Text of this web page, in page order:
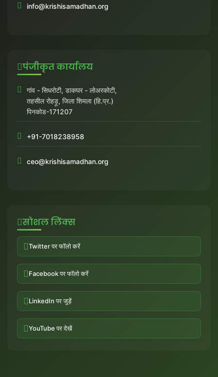
info@krishisamadhan.org
पंजीकृत कार्यालय
गांव - सिधरोटी, डाकघर - लोअरकोटी,
तहसील रोहड़ू, जिला शिमला (हि.प्र.)
पिनकोड-171207
+91-7018238958
ceo@krishisamadhan.org
सोशल लिंक्स
Twitter पर फॉलो करें
Facebook पर फॉलो करें
LinkedIn पर जुड़ें
YouTube पर देखें